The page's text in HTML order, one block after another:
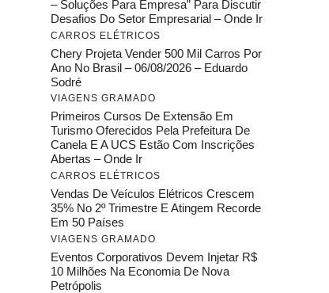
– Soluções Para Empresa” Para Discutir
Desafios Do Setor Empresarial – Onde Ir
CARROS ELÉTRICOS
Chery Projeta Vender 500 Mil Carros Por
Ano No Brasil – 06/08/2026 – Eduardo
Sodré
VIAGENS GRAMADO
Primeiros Cursos De Extensão Em
Turismo Oferecidos Pela Prefeitura De
Canela E A UCS Estão Com Inscrições
Abertas – Onde Ir
CARROS ELÉTRICOS
Vendas De Veículos Elétricos Crescem
35% No 2º Trimestre E Atingem Recorde
Em 50 Países
VIAGENS GRAMADO
Eventos Corporativos Devem Injetar R$
10 Milhões Na Economia De Nova
Petrópolis